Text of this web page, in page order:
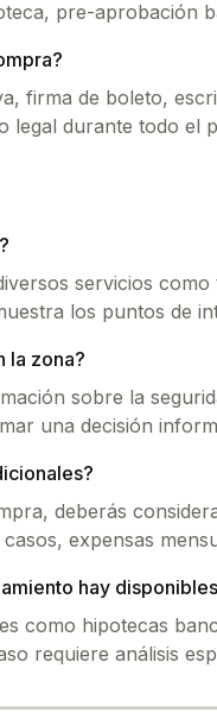
pre-aprobación
firma de boleto,
legal durante todo el
servicios
los puntos de
la zona?
sobre la
una decisión
deberás
expensas
hay
como hipotecas
requiere análisis